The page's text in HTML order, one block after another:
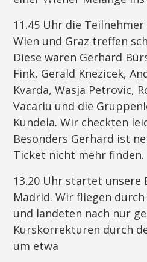
11.45 Uhr die Teilnehmer
Wien und Graz treffen
Diese waren Gerhard
Fink, Gerald Knezicek,
Kvarda, Wasja Petrovic,
Vacariu und die
Kundela. Wir checkten
Besonders Gerhard ist
Ticket nicht mehr finden.
13.20 Uhr startet unsere
Madrid. Wir fliegen
und landeten nach nur
Kurskorrekturen durch
um etwa